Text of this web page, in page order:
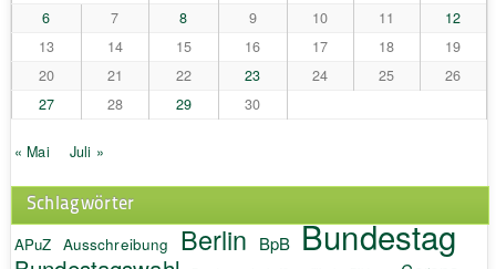
6
7 8 9 10 11
12
13
14 15 16 17 18
19
20
21 22 23 24 25
26
27
28 29 30
« Mai Juli »
Schlagwörter
APuZ Ausschreibung Berlin BpB Bundestag